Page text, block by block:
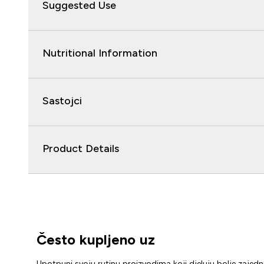
Suggested Use
Nutritional Information
Sastojci
Product Details
Često kupljeno uz